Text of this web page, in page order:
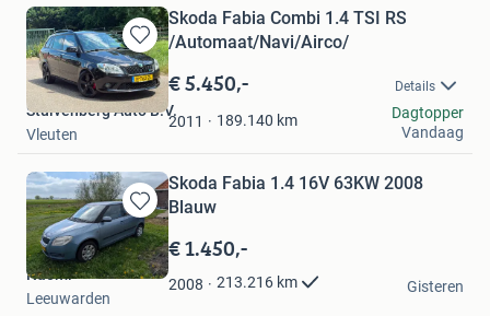
Bewaren
in
Mijn
Favorieten
Skoda Fabia Combi 1.4 TSI RS
/Automaat/Navi/Airco/
€ 5.450,- Details
2011 189.140 km
Stuivenberg Auto B.V.
Vleuten
Dagtopper
Vandaag
Bewaren
in
Mijn
Favorieten
Skoda Fabia 1.4 16V 63KW 2008
Blauw
€ 1.450,-
2008 213.216 km
Naomi
Leeuwarden
Gisteren